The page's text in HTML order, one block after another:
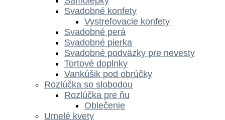
Svadobné konfety
Vystreľovacie konfety
Svadobné perá
Svadobné pierka
Svadobné podväzky pre nevesty
Tortové doplnky
Vankúšik pod obrúčky
Rozlúčka so slobodou
Rozlúčka pre ňu
Oblečenie
Umelé kvety